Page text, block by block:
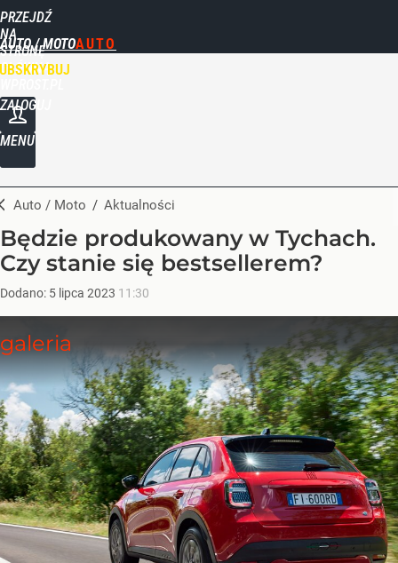
PRZEJDŹ
NA
STRONĘ
GŁÓWNĄ
AUTO / MOTO
ZALOGUJ
MENU
Auto / Moto / Aktualności
Będzie produkowany w Tychach.
Czy stanie się bestsellerem?
Dodano: 5 lipca 2023 11:30